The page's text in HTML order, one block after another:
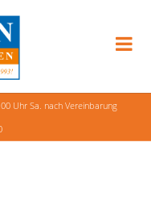
Uhr Sa. nach Vereinbarung